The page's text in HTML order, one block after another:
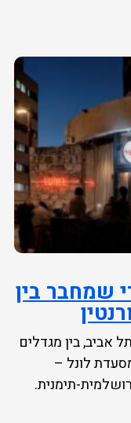
שמחבר בין
אביב, בין מגדלים
לונל –
תימנית.